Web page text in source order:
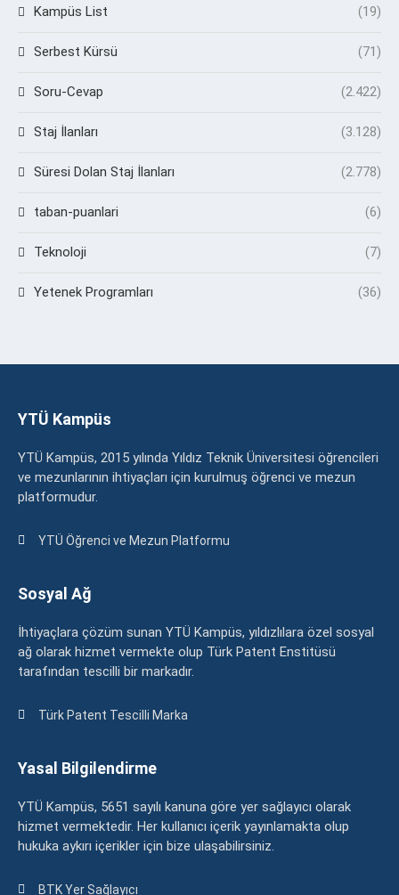
Kampüs List (19)
Serbest Kürsü (71)
Soru-Cevap (2.422)
Staj İlanları (3.128)
Süresi Dolan Staj İlanları (2.778)
taban-puanlari (6)
Teknoloji (7)
Yetenek Programları (36)
YTÜ Kampüs
YTÜ Kampüs, 2015 yılında Yıldız Teknik Üniversitesi öğrencileri
ve mezunlarının ihtiyaçları için kurulmuş öğrenci ve mezun
platformudur.
YTÜ Öğrenci ve Mezun Platformu
Sosyal Ağ
İhtiyaçlara çözüm sunan YTÜ Kampüs, yıldızlılara özel sosyal
ağ olarak hizmet vermekte olup Türk Patent Enstitüsü
tarafından tescilli bir markadır.
Türk Patent Tescilli Marka
Yasal Bilgilendirme
YTÜ Kampüs, 5651 sayılı kanuna göre yer sağlayıcı olarak
hizmet vermektedir. Her kullanıcı içerik yayınlamakta olup
hukuka aykırı içerikler için bize ulaşabilirsiniz.
BTK Yer Sağlayıcı